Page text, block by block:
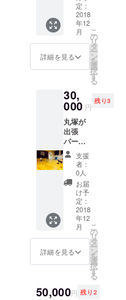
の方々
は申し
訳無い
のです
が関西
まで来
す。
ます。
こちら
お手数
ですが
私が指
導して
いる大
阪のジ
来て頂
く事に
なりま
す。
定：
2018
年12
月
詳細を見る
こ
の
リ
タ
ー
ン
を
選
択
す
る
30,
000 円
残り3
丸塚が
出張
パーソ
ナルト
レーニ
ング指
導or出
張チー
ム指導
致しま
す。 筋
力ト
レーニ
ング、
バス
ケット
スキル
支援
者：
0人
お届
け予
定：
2018
年12
月
詳細を見る
こ
の
リ
タ
ー
ン
を
選
択
す
る
50,000円 残り2